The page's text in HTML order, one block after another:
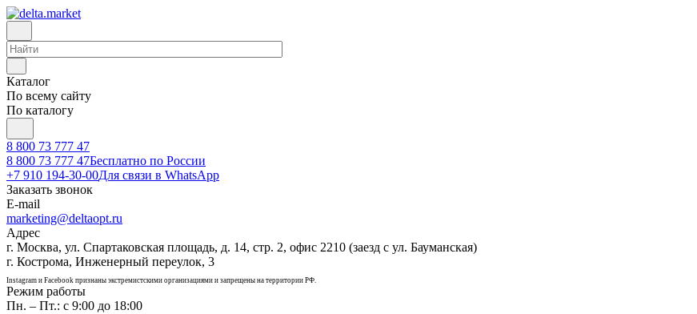
Каталог
По всему сайту
По каталогу
8 800 73 777 47
8 800 73 777 47Бесплатно по России
+7 910 194-30-00Для связи в WhatsApp
Заказать звонок
E-mail
marketing@deltaopt.ru
Адрес
г. Москва, ул. Спартаковская площадь, д. 14, стр. 2, офис 2210 (заезд с ул. Бауманская)
г. Кострома, Инженерный переулок, 3
Instagram и Facebook признаны экстремистскими организациями и запрещены на территории РФ.
Режим работы
Пн. – Пт.: с 9:00 до 18:00